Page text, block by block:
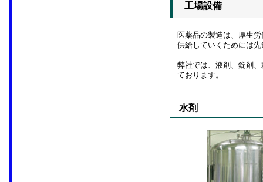
工場設備
医薬品の製造は、厚生
供給していくためには
弊社では、液剤、錠剤
ております。
水剤